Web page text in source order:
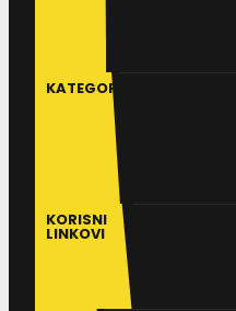
KATEGORIJE
KORISNI
LINKOVI